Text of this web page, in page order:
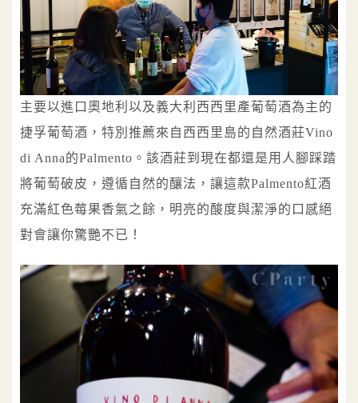
主要以進口奧地利以及義大利西西里產葡萄酒為主的
捷孚葡萄酒，特別推薦來自西西里島的自然酒莊Vino
di Anna的Palmento。該酒莊到現在都還是用人腳踩踏
將葡萄破皮，遵循自然的釀法，讓這款Palmento紅酒
充滿紅色莓果香氣之餘，明亮的酸度與潔淨的口感絕
對會讓你驚艷不已！